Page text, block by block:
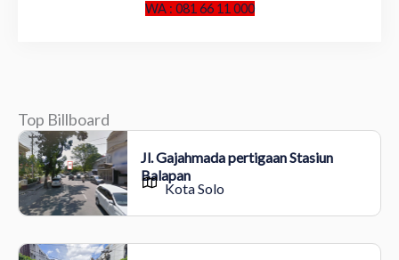
WA : 081 66 11 000
Top Billboard
Jl. Gajahmada pertigaan Stasiun
Balapan
Kota Solo